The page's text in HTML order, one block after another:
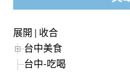
展開 | 收合
台中美食
台中-吃喝